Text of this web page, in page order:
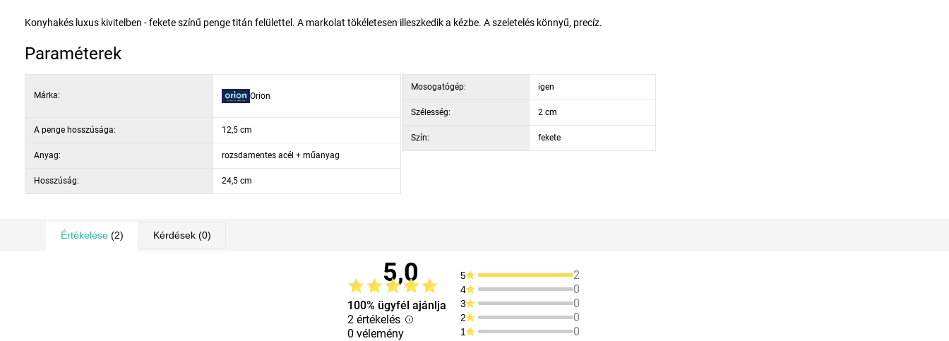
Konyhakés luxus kivitelben - fekete színű penge titán felülettel. A markolat tökéletesen illeszkedik a kézbe. A szeletelés könnyű, precíz.
Paraméterek
Márka: Orion
A penge hosszúsága: 12,5 cm
Anyag: rozsdamentes acél + műanyag
Hosszúság: 24,5 cm
Mosogatógép: igen
Szélesség: 2 cm
Szín: fekete
Értékelése (2) Kérdések (0)
5,0
100% ügyfél ajánlja
2 értékelés
0 vélemény
5 2
4 0
3 0
2 0
1 0